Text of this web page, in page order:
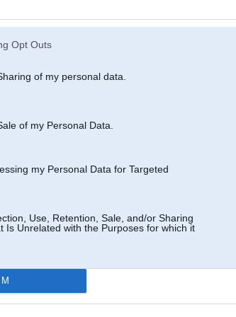
Opt Outs
of my personal data.
of my Personal Data.
my Personal Data for Targeted
Use, Retention, Sale, and/or Sharing
Is Unrelated with the Purposes for which it